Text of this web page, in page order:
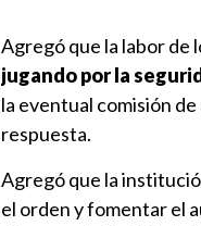
Agregó que la labor
jugando por la
la eventual comisión
respuesta.
Agregó que la
el orden y fomentar el